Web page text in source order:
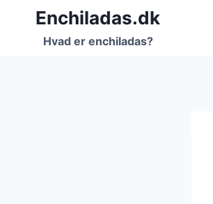
FortsætEnchiladas.dk
Hvad er enchiladas?